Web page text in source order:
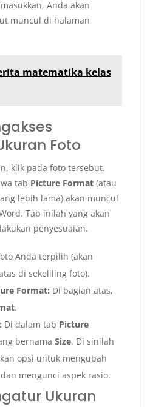
Anda akan
muncul di halaman
matematika kelas
Foto
klik pada foto tersebut.
tab Picture Format (atau
lebih lama) akan muncul
Tab inilah yang akan
penyesuaian.
Anda terpilih (akan
di sekeliling foto).
Format: Di bagian atas,
.
Di dalam tab Picture
bernama Size. Di sinilah
opsi untuk mengubah
mengunci aspek rasio.
Ukuran